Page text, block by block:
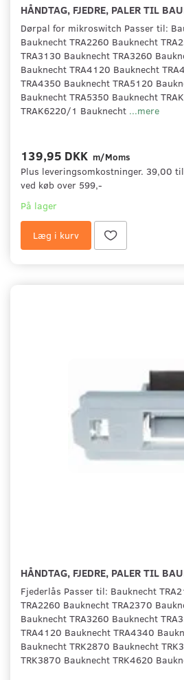
HÅNDTAG, FJEDRE, PALER TIL
Dørpal for mikroswitch Passer til:
Bauknecht TRA2260 Bauknecht
TRA3130 Bauknecht TRA3260
Bauknecht TRA4120 Bauknecht
TRA4350 Bauknecht TRA5120
Bauknecht TRA5350 Bauknecht
TRAK6220/1 Bauknecht ...mere
139,95 DKK m/Moms
Plus leveringsomkostninger. 39,00
ved køb over 599,-
På lager
Læg i kurv
HÅNDTAG, FJEDRE, PALER TIL
Fjederlås Passer til: Bauknecht
TRA2260 Bauknecht TRA2370
Bauknecht TRA3260 Bauknecht
TRA4120 Bauknecht TRA4340
Bauknecht TRK2870 Bauknecht
TRK3870 Bauknecht TRK4620